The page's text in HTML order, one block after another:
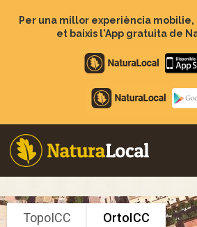
Per una millor experiència
et baixis l'App gratuita de
Apple
store
Google
Play
TopoICC OrtoICC